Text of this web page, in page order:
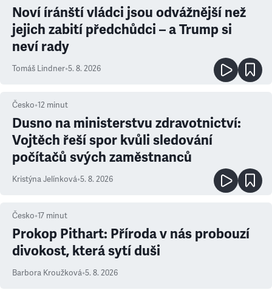
Noví íránští vládci jsou odvážnější než
jejich zabití předchůdci – a Trump si
neví rady
Tomáš Lindner•5. 8. 2026
Česko•12 minut
Dusno na ministerstvu zdravotnictví:
Vojtěch řeší spor kvůli sledování
počítačů svých zaměstnanců
Kristýna Jelínková•5. 8. 2026
Česko•17 minut
Prokop Pithart: Příroda v nás probouzí
divokost, která sytí duši
Barbora Kroužková•5. 8. 2026